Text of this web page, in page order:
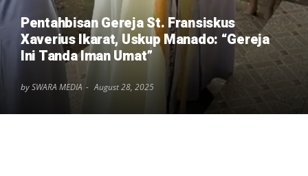
Pentahbisan Gereja St. Fransiskus
Xaverius Ikarat, Uskup Manado: “Gereja
Ini Tanda Iman Umat”
by SWARA MEDIA August 28, 2025